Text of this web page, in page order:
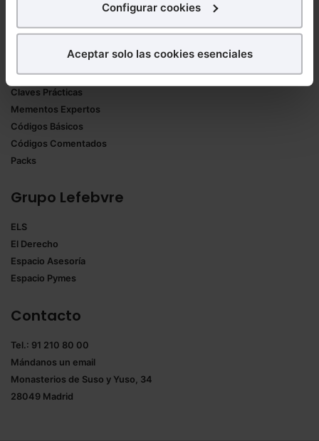
¿Qué puedes hacer?
experiencia en la web sea óptima
todas las cookies excepto aquellas imprescindibles.
También puedes
seleccionar solo aquellas que quieras permitir en tu
Saber más acerca de las cookies
Configurar cookies
Aceptar solo las cookies esenciales
Formularios Jurídicos
Manuales de Derecho
Claves Prácticas
Mementos Expertos
Códigos Básicos
Códigos Comentados
Packs
Grupo Lefebvre
ELS
El Derecho
Espacio Asesoría
Espacio Pymes
Contacto
Tel.: 91 210 80 00
Mándanos un email
Monasterios de Suso y Yuso, 34
28049 Madrid